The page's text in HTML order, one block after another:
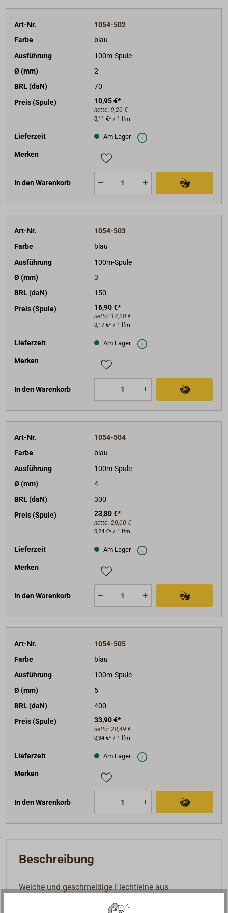
Art-Nr.
1054-502
Farbe
blau
Ausführung
100m-Spule
Ø (mm)
2
BRL (daN)
70
Preis (Spule)
10,95 €*
netto: 9,20 €
0,11 €* / 1 lfm
Lieferzeit Am Lager
Merken
In den Warenkorb
Art-Nr.
1054-503
Farbe
blau
Ausführung
100m-Spule
Ø (mm)
3
BRL (daN)
150
Preis (Spule)
16,90 €*
netto: 14,20 €
0,17 €* / 1 lfm
Lieferzeit Am Lager
Merken
In den Warenkorb
Art-Nr.
1054-504
Farbe
blau
Ausführung
100m-Spule
Ø (mm)
4
BRL (daN)
300
Preis (Spule)
23,80 €*
netto: 20,00 €
0,24 €* / 1 lfm
Lieferzeit Am Lager
Merken
In den Warenkorb
Art-Nr.
1054-505
Farbe
blau
Ausführung
100m-Spule
Ø (mm)
5
BRL (daN)
400
Preis (Spule)
33,90 €*
netto: 28,49 €
0,34 €* / 1 lfm
Lieferzeit Am Lager
Merken
In den Warenkorb
Beschreibung
Weiche und geschmeidige Flechtleine aus